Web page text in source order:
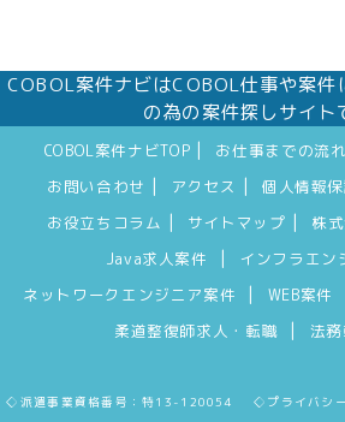
COBOL案件ナビはCOBOL仕事や案件
の為の案件探しサイト
COBOL案件ナビTOP お仕事までの流れ
お問い合わせ アクセス 個人情報
お役立ちコラム サイトマップ
株
Java求人案件
インフラエン
ネットワークエンジニア案件 WEB案件
柔道整復師求人・転職 法務
◇派遣事業資格番号：特13-120054 ◇プライバシー